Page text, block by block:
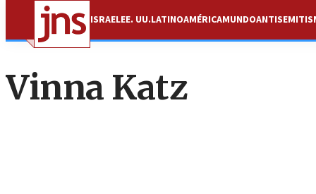
ISRAELEE. UU.LATINOAMÉRICAMUNDO
Vinna Katz